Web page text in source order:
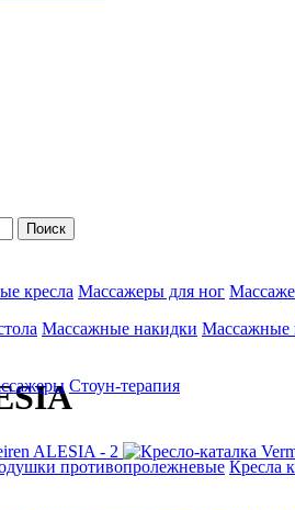
кресла Массажеры для ног
Массажные накидки Массажные
Стоун-терапия
противопролежневые Кресла
Поиск